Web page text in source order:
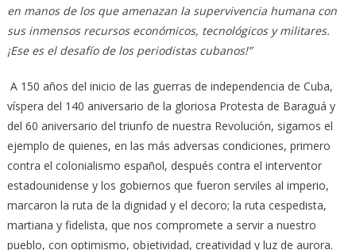
en manos de los que amenazan la supervivencia humana con
sus inmensos recursos económicos, tecnológicos y militares.
¡Ese es el desafío de los periodistas cubanos!”
A 150 años del inicio de las guerras de independencia de Cuba,
víspera del 140 aniversario de la gloriosa Protesta de Baraguá y
del 60 aniversario del triunfo de nuestra Revolución, sigamos el
ejemplo de quienes, en las más adversas condiciones, primero
contra el colonialismo español, después contra el interventor
estadounidense y los gobiernos que fueron serviles al imperio,
marcaron la ruta de la dignidad y el decoro; la ruta cespedista,
martiana y fidelista, que nos compromete a servir a nuestro
pueblo, con optimismo, objetividad, creatividad y luz de aurora.